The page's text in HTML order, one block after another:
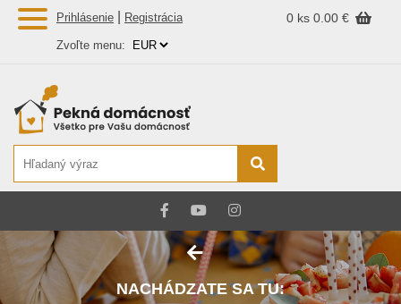
Prihlásenie Registrácia 0 ks 0.00 €
Zvoľte menu:
NACHÁDZATE SA TU: